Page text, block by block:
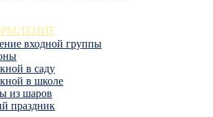
входной группы
в саду
в школе
из шаров
праздник